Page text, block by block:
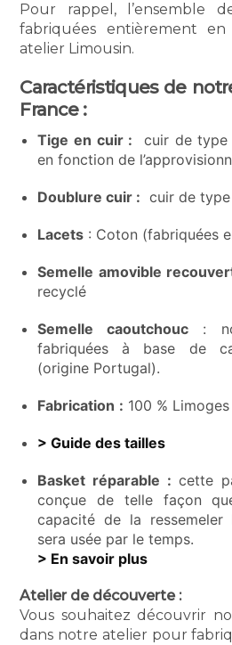
Pour rappel, l’ensemble
fabriquées entièrement
atelier Limousin.
Caractéristiques de
France :
Tige en cuir : cuir de type
en fonction de
Doublure cuir : cuir de type
Lacets : Coton (fabriquées
Semelle amovible
recyclé
Semelle caoutchouc :
fabriquées à base de
(origine Portugal).
Fabrication : 100 % Limoges
> Guide des tailles
Basket réparable : cette
conçue de telle façon
capacité de la ressemeler
sera usée par le temps.
> En savoir plus
Atelier de découverte :
Vous souhaitez découvrir
dans notre atelier pour